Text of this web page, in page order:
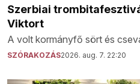
Szerbiai
Viktort
A volt kormányfő sört és
SZÓRAKOZÁS2026. aug. 7. 22:20